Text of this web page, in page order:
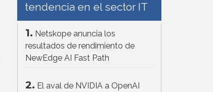
tendencia en el sector IT
1. Netskope anuncia los
resultados de rendimiento de
NewEdge AI Fast Path
2. El aval de NVIDIA a OpenAI